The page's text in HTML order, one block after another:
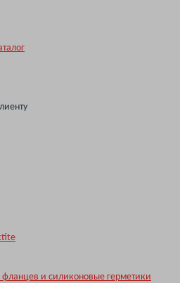
фланцев и силиконовые герметики